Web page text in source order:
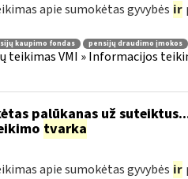
apie sumokėtas gyvybės ir
kaupimo fondas pensijų draudimo įmokos
teikimas VMI » Informacijos
palūkanas už
tvarka
apie sumokėtas gyvybės ir